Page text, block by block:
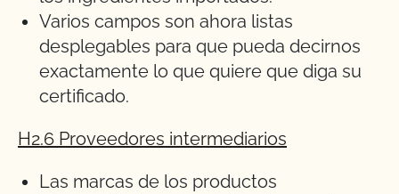
Varios campos son ahora listas
desplegables para que pueda decirnos
exactamente lo que quiere que diga su
certificado.
H2.6 Proveedores intermediarios
Las marcas de los productos